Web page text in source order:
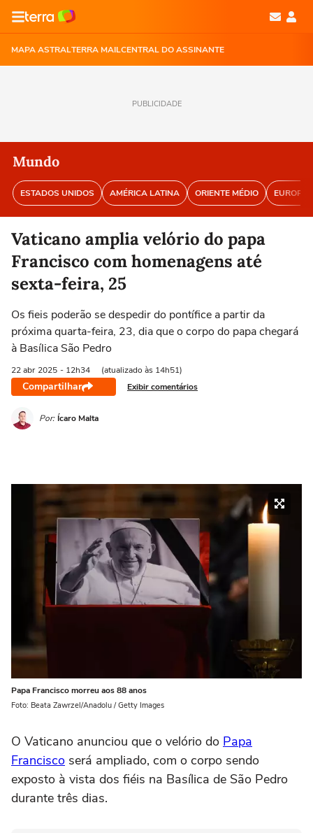
MAPA ASTRALTERRA MAILCENTRAL DO ASSINANTE
PUBLICIDADE
Mundo
ESTADOS UNIDOS AMÉRICA LATINA ORIENTE MÉDIO EUROPA
Vaticano amplia velório do papa
Francisco com homenagens até
sexta-feira, 25
Os fieis poderão se despedir do pontífice a partir da
próxima quarta-feira, 23, dia que o corpo do papa chegará
à Basílica São Pedro
22 abr 2025 - 12h34 (atualizado às 14h51)
Compartilhar Exibir comentários
Por: Ícaro Malta
Papa Francisco morreu aos 88 anos
Foto: Beata Zawrzel/Anadolu / Getty Images
O Vaticano anunciou que o velório do Papa
Francisco será ampliado, com o corpo sendo
exposto à vista dos fiéis na Basílica de São Pedro
durante três dias.